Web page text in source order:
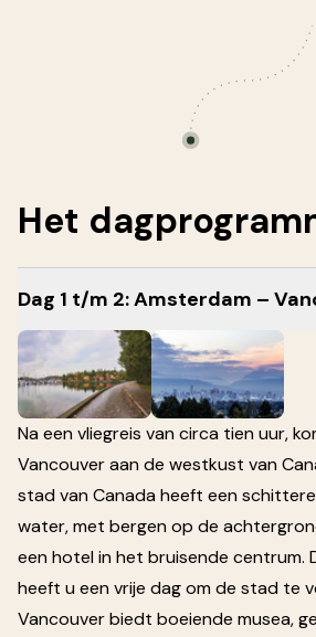
Het
Dag 1 t/m 2: Amsterdam –
Na een vliegreis van circa tien uur,
Vancouver aan de westkust van
stad van Canada heeft een
water, met bergen op de
een hotel in het bruisende centrum.
heeft u een vrije dag om de stad te
Vancouver biedt boeiende musea,